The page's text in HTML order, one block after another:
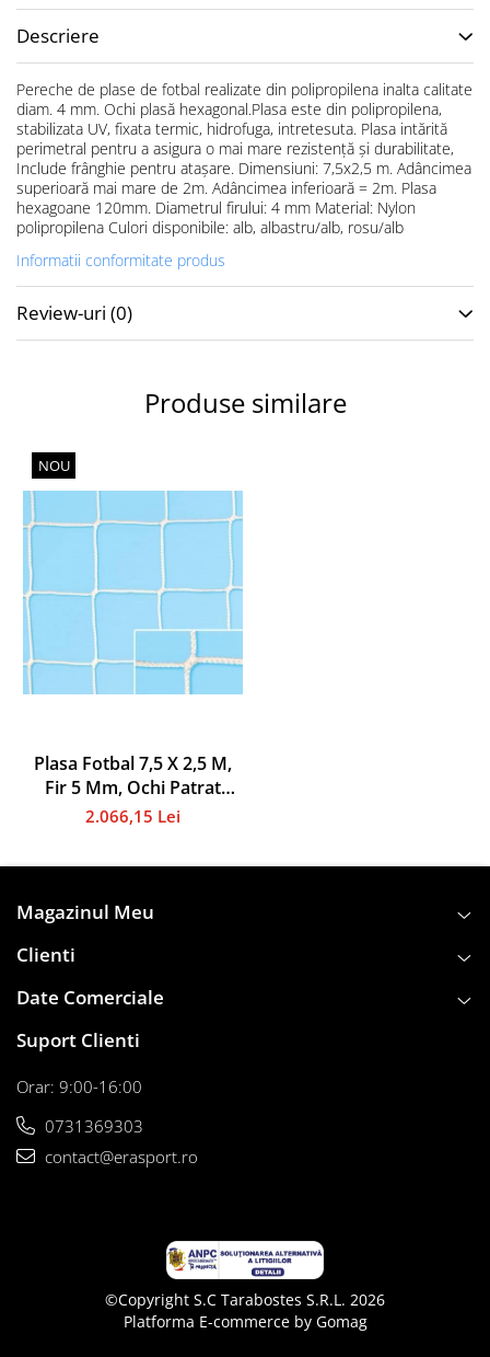
Stepere
Corzi simple
Benzi elastice
Bastoane
Mingi Specifice
Accesorii specifice
Fotbal
Mingi
Porți
Accesorii specifice
Veste departajare
Gimnastică ritmică
Mingi
Cercuri
Corzi
Panglici
Maciucă
Medicale
Truse medicale
Accesorii specifice
Polo - Natație
Tenis de câmp
Instalații specifice
Badminton
Filee
Accesorii specifice
Forță - Culturism
Gimnastică
Accesorii specifice
Handbal
Veste departajare
Descriere
Pereche de plase de fotbal realizate din polipropilena inalta calitate
diam. 4 mm. Ochi plasă hexagonal.Plasa este din polipropilena,
stabilizata UV, fixata termic, hidrofuga, intretesuta. Plasa intărită
perimetral pentru a asigura o mai mare rezistență și durabilitate,
Include frânghie pentru atașare. Dimensiuni: 7,5x2,5 m. Adâncimea
superioară mai mare de 2m. Adâncimea inferioară = 2m. Plasa
hexagoane 120mm. Diametrul firului: 4 mm Material: Nylon
polipropilena Culori disponibile: alb, albastru/alb, rosu/alb
Informatii conformitate produs
Review-uri (0)
Produse similare
NOU
Plasa Fotbal 7,5 X 2,5 M,
Fir 5 Mm, Ochi Patrat
10x10cm
2.066,15 Lei
Magazinul Meu
Clienti
Date Comerciale
Suport Clienti
Orar: 9:00-16:00
0731369303
contact@erasport.ro
©Copyright S.C Tarabostes S.R.L. 2026
Platforma E-commerce by Gomag